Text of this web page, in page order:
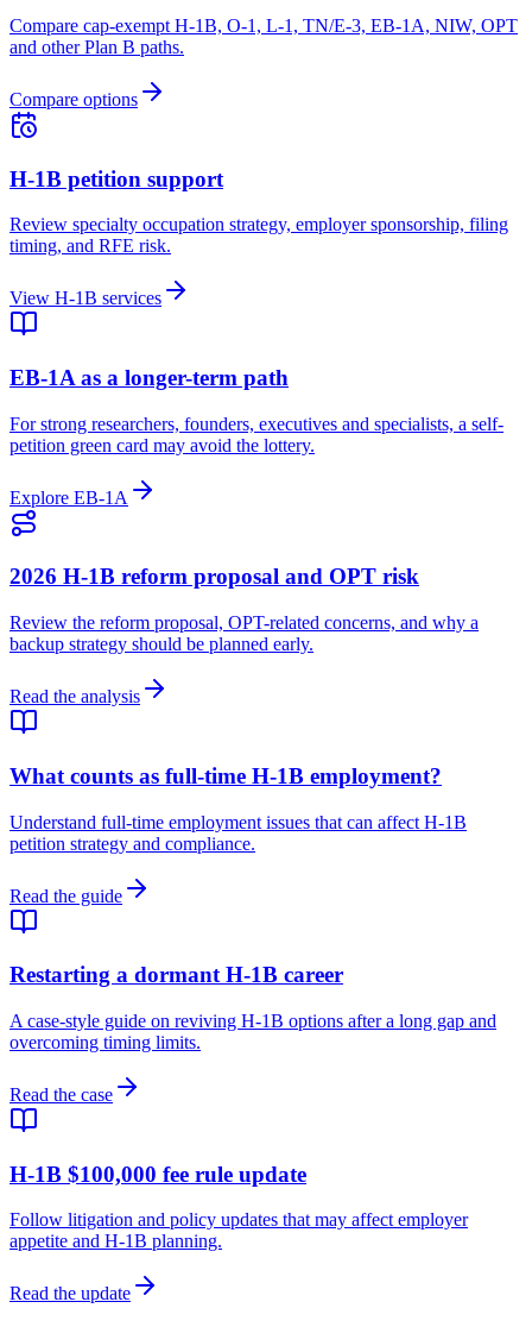
Compare cap-exempt H-1B, O-1, L-1, TN/E-3, EB-1A, NIW, OPT
and other Plan B paths.
Compare options
H-1B petition support
Review specialty occupation strategy, employer sponsorship, filing
timing, and RFE risk.
View H-1B services
EB-1A as a longer-term path
For strong researchers, founders, executives and specialists, a self-
petition green card may avoid the lottery.
Explore EB-1A
2026 H-1B reform proposal and OPT risk
Review the reform proposal, OPT-related concerns, and why a
backup strategy should be planned early.
Read the analysis
What counts as full-time H-1B employment?
Understand full-time employment issues that can affect H-1B
petition strategy and compliance.
Read the guide
Restarting a dormant H-1B career
A case-style guide on reviving H-1B options after a long gap and
overcoming timing limits.
Read the case
H-1B $100,000 fee rule update
Follow litigation and policy updates that may affect employer
appetite and H-1B planning.
Read the update